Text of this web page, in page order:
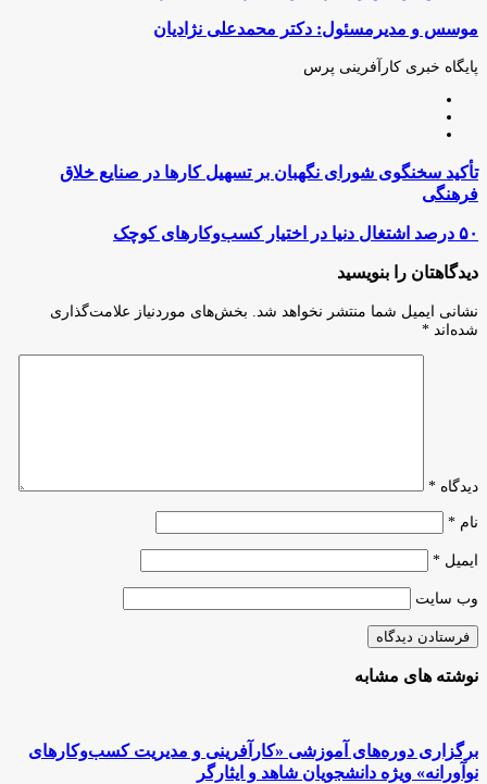
از
ایمیل
موسس و مدیرمسئول: دکتر محمدعلی نژادیان
پایگاه خبری کارآفرینی پرس
تأکید
سخنگوی
شورای
نگهبان
بر
تسهیل‌
کارها
صنایع
خلاق
تأکید سخنگوی شورای نگهبان بر تسهیل‌ کارها در صنایع خلاق
فرهنگی
۵۰
اشتغال
در
اختیار
۵۰ درصد اشتغال دنیا در اختیار کسب‌وکارهای کوچک
دیدگاهتان را بنویسید
نشانی ایمیل شما منتشر نخواهد شد.
بخش‌های موردنیاز علامت‌گذاری
شده‌اند *
دیدگاه *
نام *
ایمیل *
وب‌ سایت
نوشته های مشابه
برگزاری دوره‌های آموزشی «کارآفرینی و مدیریت کسب‌وکار‌های
نوآورانه» ویژه دانشجویان شاهد و ایثارگر